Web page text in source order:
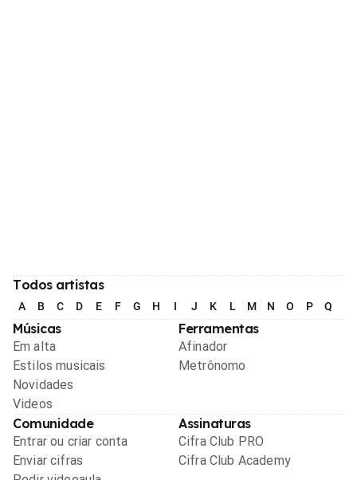
Todos artistas
A B C D E F G H I J K L M N O P Q
Músicas
Em alta
Estilos musicais
Novidades
Videos
Ferramentas
Afinador
Metrônomo
Comunidade
Entrar ou criar conta
Enviar cifras
Assinaturas
Cifra Club PRO
Cifra Club Academy